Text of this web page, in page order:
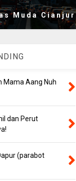
Muda Cianjur
Mama Aang Nuh
dan Perut
(parabot